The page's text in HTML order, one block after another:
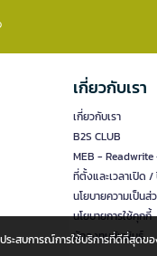
เกี่ยวกับเรา
เกี่ยวกับเรา
B2S CLUB
MEB -
ที่ตั้งและเวลาเปิด /
นโยบายความเป็นส่
นโยบายการใช้คุกกี้
นักลงทุนสัมพันธ์
ระสบการณ์การใช้บริการที่ดีที่สุด